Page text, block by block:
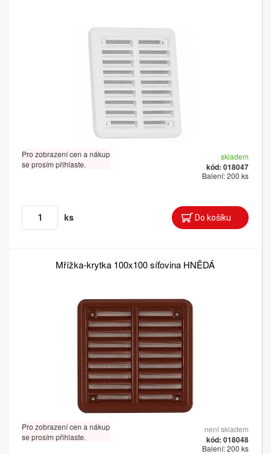
Pro zobrazení cen a nákup
se prosím přihlaste.
skladem
kód: 018047
Balení: 200 ks
ks
Mřížka-krytka 100x100 síťovina HNĚDÁ
Pro zobrazení cen a nákup
se prosím přihlaste.
není skladem
kód: 018048
Balení: 200 ks